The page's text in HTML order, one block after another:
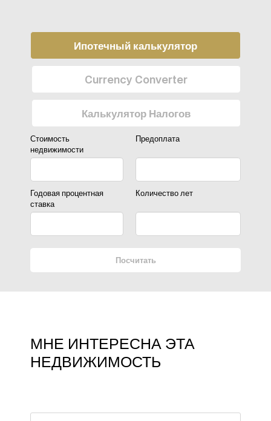
МНЕ ИНТЕРЕСНА ЭТА
НЕДВИЖИМОСТЬ
Ипотечный калькулятор
Currency Converter
Калькулятор Налогов
Стоимость
недвижимости
Предоплата
Годовая процентная
ставка
Количество лет
Посчитать